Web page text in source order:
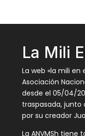
La Mili
La web «la mili en
Asociación
desde el 05/04/
traspasada, junto
por su creador
La ANVMSh tiene